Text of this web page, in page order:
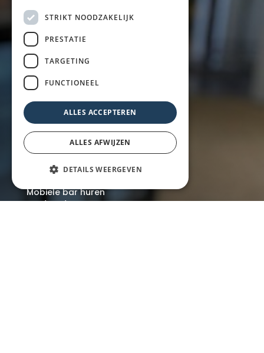
Handige links
Mobiele bar
Inspiratie
Zakelijk
Over ons
Blog
Locaties
Mobiele bar
Mobiele bar huren
STRIKT NOODZAKELIJK
PRESTATIE
TARGETING
FUNCTIONEEL
ALLES ACCEPTEREN
ALLES AFWIJZEN
DETAILS WEERGEVEN